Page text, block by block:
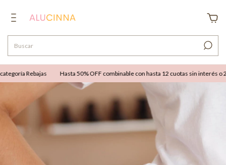
Rebajas Hasta 50% OFF combinable con hasta 12 cuotas sin interés o